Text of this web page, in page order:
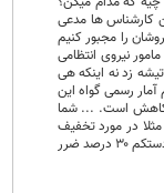
کارشناس ها مدعی
را مجبور کنیم
نیروی انتظامی
زد نه اینکه هی
رسمی گواه این
کاهش است. ... شما
مثلا در مورد تخفیف
نفت که آمار رسمی دولت سیزدهم می گوید تخفیف نفت ایران حتی به زیر ۵ درصد رسیده، اینکه از زبان آقای قالیباف مدعی می شوند دستکم ۳۰ درصد ضرر